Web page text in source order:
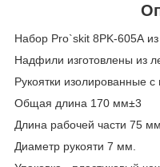
Набор Pro`skit 8PK-605A
Надфили изготовлены из
Рукоятки изолированные
Общая длина 170 мм±3
Длина рабочей части 75 мм
Диаметр рукояти 7 мм.